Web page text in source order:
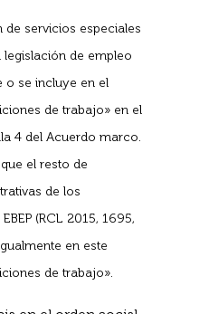
de servicios especiales
legislación de empleo
o se incluye en el
de trabajo» en el
4 del Acuerdo marco.
el resto de
de los
(RCL 2015, 1695,
en este
de trabajo».